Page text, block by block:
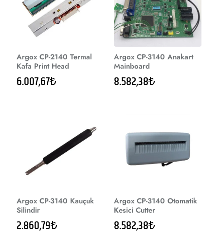
Argox CP-2140 Termal
Kafa Print Head
6.007,67₺
Argox CP-3140 Anakart
Mainboard
8.582,38₺
Argox CP-3140 Kauçuk
Silindir
2.860,79₺
Argox CP-3140 Otomatik
Kesici Cutter
8.582,38₺